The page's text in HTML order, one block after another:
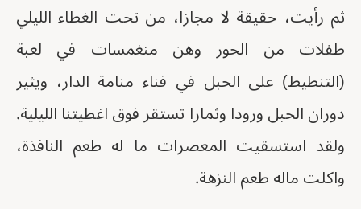
ثم رأيت، حقيقة لا مجازا، من تحت الغطاء الليلي
طفلات من الحور وهن منغمسات في لعبة
(التنطيط) على الحبل في فناء منامة الدار، ويثير
دوران الحبل ورودا وثمارا تستقر فوق اغطيتنا الليلية.
ولقد استسقيت المعصرات ما له طعم النافذة،
واكلت ماله طعم النزهة.